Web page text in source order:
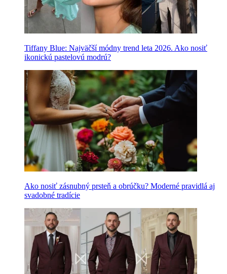
Tiffany Blue: Najväčší módny trend leta 2026. Ako nosiť
ikonickú pastelovú modrú?
Ako nosiť zásnubný prsteň a obrúčku? Moderné pravidlá aj
svadobné tradície